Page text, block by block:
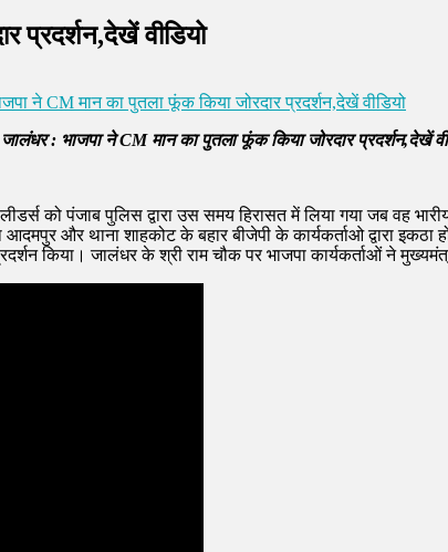
प्रदर्शन,देखें वीडियो
ने CM मान का पुतला फूंक किया जोरदार प्रदर्शन,देखें वीडियो
जालंधर : भाजपा ने CM मान का पुतला फूंक किया जोरदार प्रदर्शन,देखें
को पंजाब पुलिस द्वारा उस समय हिरासत में लिया गया जब वह
और थाना शाहकोट के बहार बीजेपी के कार्यकर्ताओ द्वारा इकठा
किया। जालंधर के श्री राम चौक पर भाजपा कार्यकर्ताओं ने